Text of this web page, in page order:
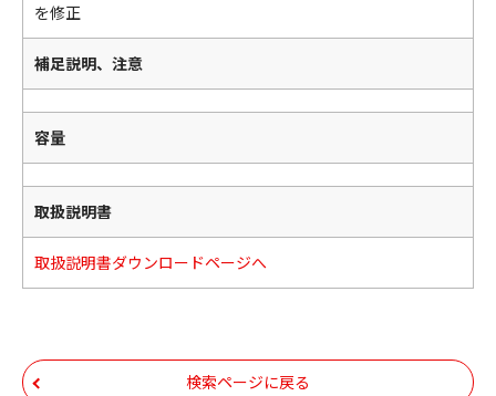
を修正
補足説明、注意
容量
取扱説明書
取扱説明書ダウンロードページへ
検索ページに戻る